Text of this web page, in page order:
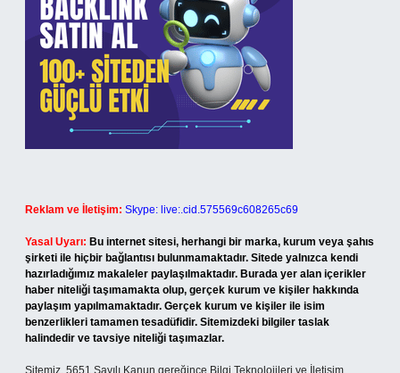
Reklam ve İletişim: Skype: live:.cid.575569c608265c69
Yasal Uyarı: Bu internet sitesi, herhangi bir marka, kurum veya şahıs
şirketi ile hiçbir bağlantısı bulunmamaktadır. Sitede yalnızca kendi
hazırladığımız makaleler paylaşılmaktadır. Burada yer alan içerikler
haber niteliği taşımamakta olup, gerçek kurum ve kişiler hakkında
paylaşım yapılmamaktadır. Gerçek kurum ve kişiler ile isim
benzerlikleri tamamen tesadüfidir. Sitemizdeki bilgiler taslak
halindedir ve tavsiye niteliği taşımazlar.
Sitemiz, 5651 Sayılı Kanun gereğince Bilgi Teknolojileri ve İletişim